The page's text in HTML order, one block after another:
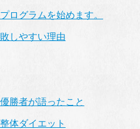
ログラムを始めます。
しやすい理由
勝者が語ったこと
体ダイエット